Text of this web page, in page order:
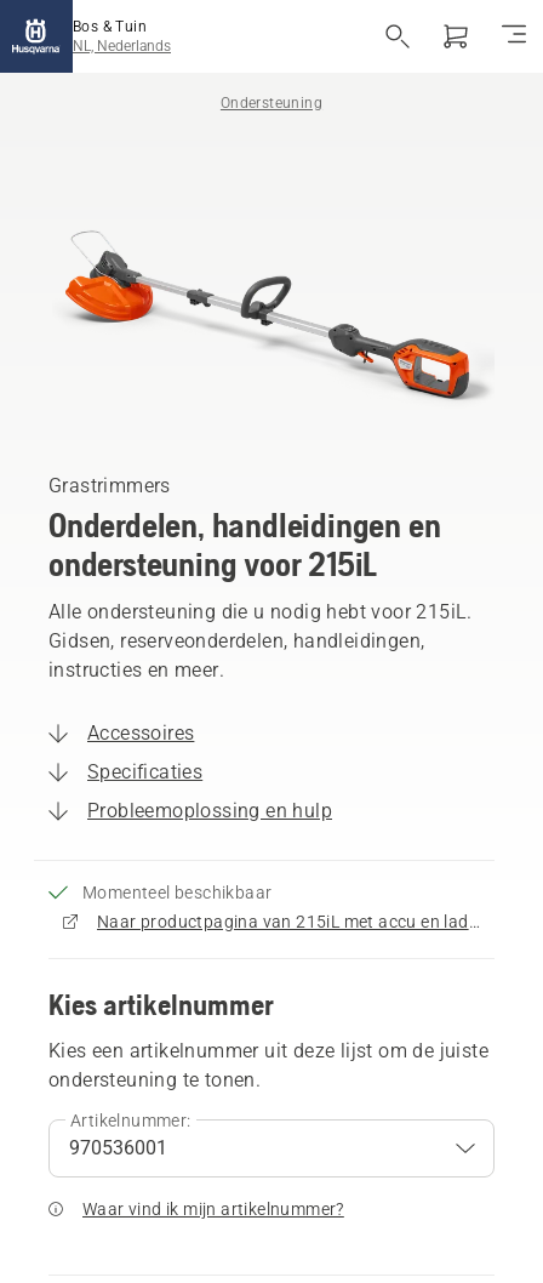
Bos & Tuin
NL, Nederlands
Ondersteuning
Grastrimmers
Onderdelen, handleidingen en
ondersteuning voor 215iL
Alle ondersteuning die u nodig hebt voor 215iL.
Gidsen, reserveonderdelen, handleidingen,
instructies en meer.
Accessoires
Specificaties
Probleemoplossing en hulp
Momenteel beschikbaar
Naar productpagina van 215iL met accu en lader gaan
Kies artikelnummer
Kies een artikelnummer uit deze lijst om de juiste
ondersteuning te tonen.
Artikelnummer:
Waar vind ik mijn artikelnummer?